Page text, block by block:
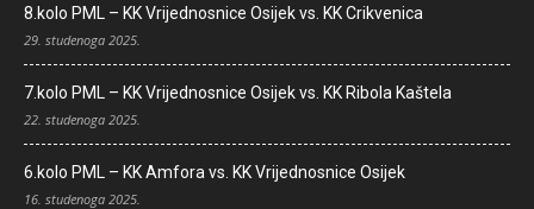
8.kolo PML – KK Vrijednosnice Osijek vs. KK Crikvenica
29. studenoga 2025.
7.kolo PML – KK Vrijednosnice Osijek vs. KK Ribola Kaštela
22. studenoga 2025.
6.kolo PML – KK Amfora vs. KK Vrijednosnice Osijek
16. studenoga 2025.